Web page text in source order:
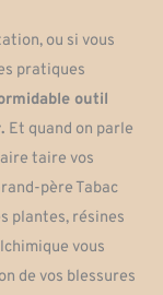
ou si vous
pratiques
outil
Et quand on parle
taire vos
père Tabac
plantes, résines
vous
de vos blessures